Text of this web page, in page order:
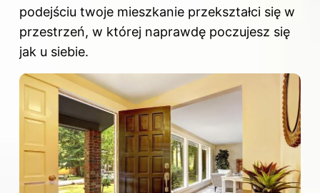
podejściu twoje mieszkanie przekształci się w
przestrzeń, w której naprawdę poczujesz się
jak u siebie.